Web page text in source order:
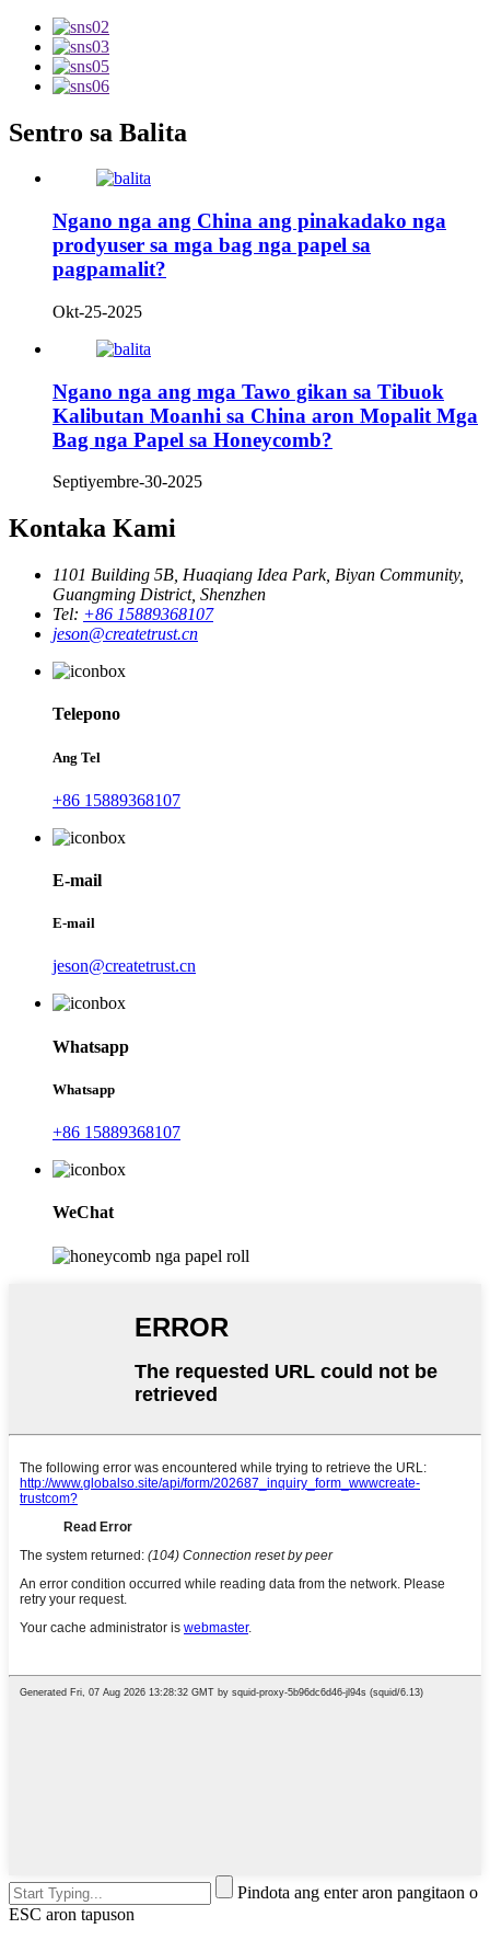
Sentro sa Balita
Ngano nga ang China ang pinakadako nga
prodyuser sa mga bag nga papel sa
pagpamalit?
Okt-25-2025
Ngano nga ang mga Tawo gikan sa Tibuok
Kalibutan Moanhi sa China aron Mopalit Mga
Bag nga Papel sa Honeycomb?
Septiyembre-30-2025
Kontaka Kami
1101 Building 5B, Huaqiang Idea Park, Biyan Community,
Guangming District, Shenzhen
Tel: +86 15889368107
jeson@createtrust.cn
Telepono
Ang Tel
+86 15889368107
E-mail
E-mail
jeson@createtrust.cn
Whatsapp
Whatsapp
+86 15889368107
WeChat
Pindota ang enter aron pangitaon o
ESC aron tapuson